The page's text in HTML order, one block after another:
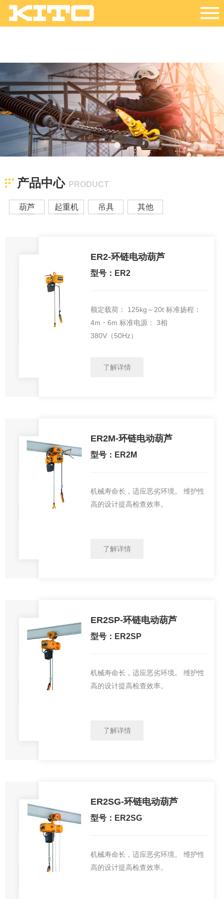
产品中心 PRODUCT
葫芦 起重机 吊具 其他
ER2-环链电动葫芦
型号：ER2
额定载荷： 125kg～20t 标准扬程：
4m・6m 标准电源： 3相
380V（50Hz）
了解详情
ER2M-环链电动葫芦
型号：ER2M
机械寿命长，适应恶劣环境。 维护性
高的设计提高检查效率。
了解详情
ER2SP-环链电动葫芦
型号：ER2SP
机械寿命长，适应恶劣环境。 维护性
高的设计提高检查效率。
了解详情
ER2SG-环链电动葫芦
型号：ER2SG
机械寿命长，适应恶劣环境。 维护性
高的设计提高检查效率。